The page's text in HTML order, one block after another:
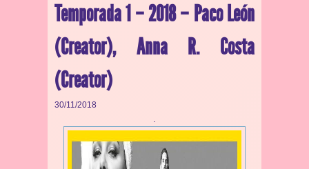
Temporada 1 – 2018 – Paco León
(Creator), Anna R. Costa
(Creator)
30/11/2018